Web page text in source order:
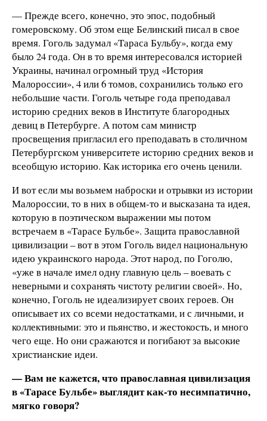
— Прежде всего, конечно, это эпос, подобный
гомеровскому. Об этом еще Белинский писал в свое
время. Гоголь задумал «Тараса Бульбу», когда ему
было 24 года. Он в то время интересовался историей
Украины, начинал огромный труд «История
Малороссии», 4 или 6 томов, сохранились только его
небольшие части. Гоголь четыре года преподавал
историю средних веков в Институте благородных
девиц в Петербурге. А потом сам министр
просвещения пригласил его преподавать в столичном
Петербургском университете историю средних веков и
всеобщую историю. Как историка его очень ценили.
И вот если мы возьмем наброски и отрывки из истории
Малороссии, то в них в общем-то и высказана та идея,
которую в поэтическом выражении мы потом
встречаем в «Тарасе Бульбе». Защита православной
цивилизации – вот в этом Гоголь видел национальную
идею украинского народа. Этот народ, по Гоголю,
«уже в начале имел одну главную цель – воевать с
неверными и сохранять чистоту религии своей». Но,
конечно, Гоголь не идеализирует своих героев. Он
описывает их со всеми недостатками, и с личными, и
коллективными: это и пьянство, и жестокость, и много
чего еще. Но они сражаются и погибают за высокие
христианские идеи.
— Вам не кажется, что православная цивилизация
в «Тарасе Бульбе» выглядит как-то несимпатично,
мягко говоря?